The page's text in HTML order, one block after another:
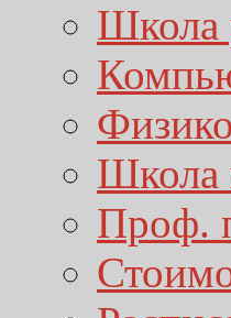
Школа
Школа
Проф.